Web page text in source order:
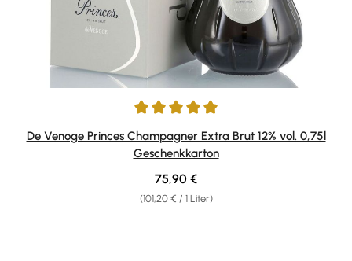
Durchschnittliche Bewertung von 5 von 5 Sternen
De Venoge Princes Champagner Extra Brut 12% vol. 0,75l
Geschenkkarton
(101,20 € / 1 Liter)
Regulärer Preis:
75,90 €